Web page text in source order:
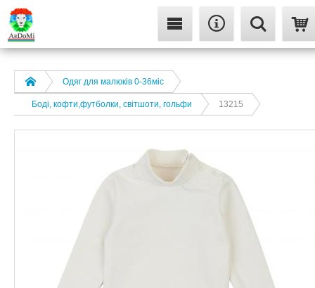
Одяг для малюків 0-36міс
Боді, кофти,футболки, світшоти, гольфи 13215